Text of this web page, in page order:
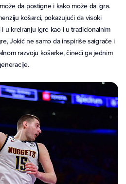
da postigne i kako može da igra.
košarci, pokazujući da visoki
u kreiranju igre kao i u tradicionalnim
Jokić ne samo da inspiriše saigrače i
razvoju košarke, čineći ga jednim